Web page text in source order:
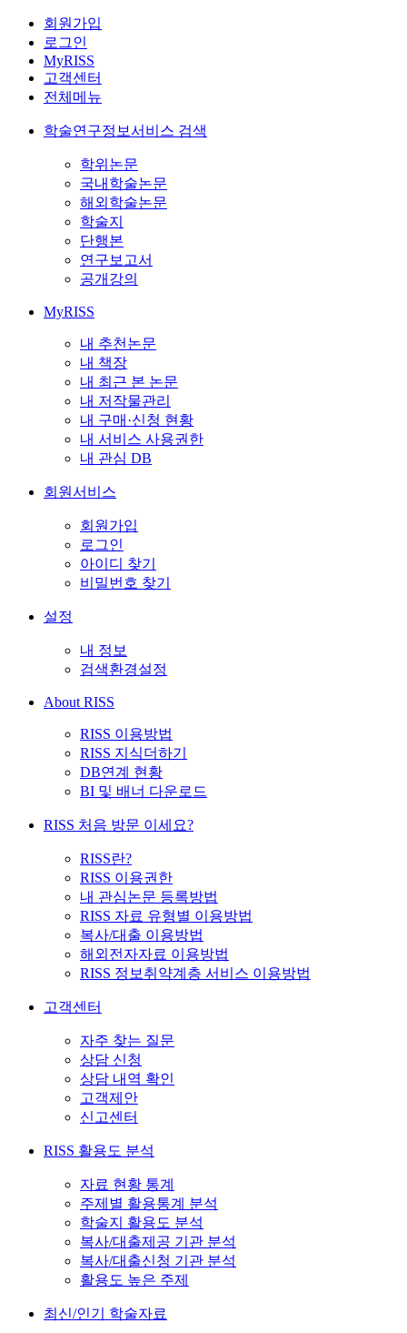
회원가입
로그인
MyRISS
고객센터
전체메뉴
학술연구정보서비스 검색
학위논문
국내학술논문
해외학술논문
학술지
단행본
연구보고서
공개강의
MyRISS
내 추천논문
내 책장
내 최근 본 논문
내 저작물관리
내 구매·신청 현황
내 서비스 사용권한
내 관심 DB
회원서비스
회원가입
로그인
아이디 찾기
비밀번호 찾기
설정
내 정보
검색환경설정
About RISS
RISS 이용방법
RISS 지식더하기
DB연계 현황
BI 및 배너 다운로드
RISS 처음 방문 이세요?
RISS란?
RISS 이용권한
내 관심논문 등록방법
RISS 자료 유형별 이용방법
복사/대출 이용방법
해외전자자료 이용방법
RISS 정보취약계층 서비스 이용방법
고객센터
자주 찾는 질문
상담 신청
상담 내역 확인
고객제안
신고센터
RISS 활용도 분석
자료 현황 통계
주제별 활용통계 분석
학술지 활용도 분석
복사/대출제공 기관 분석
복사/대출신청 기관 분석
활용도 높은 주제
최신/인기 학술자료